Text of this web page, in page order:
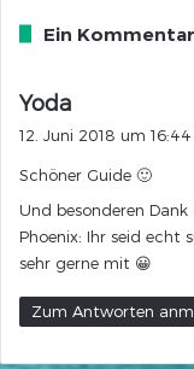
Ein Kommentar
Yoda
t
:
12. Juni 2018 um
Schöner Guide 🙂
Und besonderen
Phoenix: Ihr seid echt
sehr gerne mit 😀
Zum Antworten